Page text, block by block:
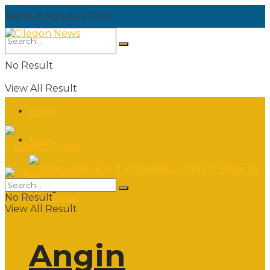
Kamis, 6 Agustus 2026
No Result
View All Result
Angin
Kamis, 6 Agustus 2026
No Result
View All Result